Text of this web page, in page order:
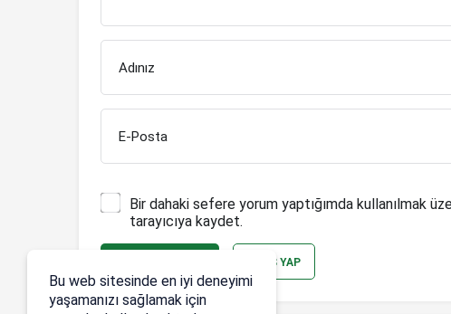
Adınız
E-Posta
Bir dahaki sefere yorum yaptığımda kullanılmak
tarayıcıya kaydet.
GIRIŞ YAP
Bu web sitesinde en iyi deneyimi
yaşamanızı sağlamak için